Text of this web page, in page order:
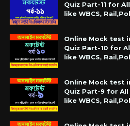
Quiz Part-11 for
like WBCS,
Online Mock test
Quiz Part-10 for
like WBCS,
Online Mock test
Quiz Part-9 for
like WBCS,